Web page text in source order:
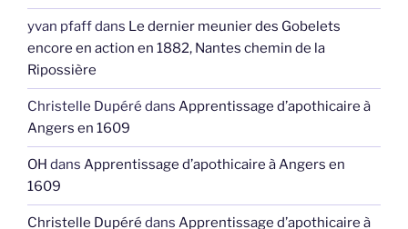
yvan pfaffdans Le dernier meunier des Gobelets
encore en action en 1882, Nantes chemin de la
Ripossière
Christelle Dupéré dans Apprentissage d’apothicaire à
Angers en 1609
OH dans Apprentissage d’apothicaire à Angers en
1609
Christelle Dupéré dans Apprentissage d’apothicaire à